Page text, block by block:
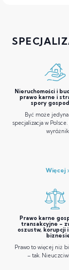
Nieruchomości i
prawo karne i
spory
Być może jedyna
specjalizacja w
wyróżnik.
Więcej
Prawo karne
transakcyjne –
oszustw, korupcji
Prawo to więcej niż
– tak.